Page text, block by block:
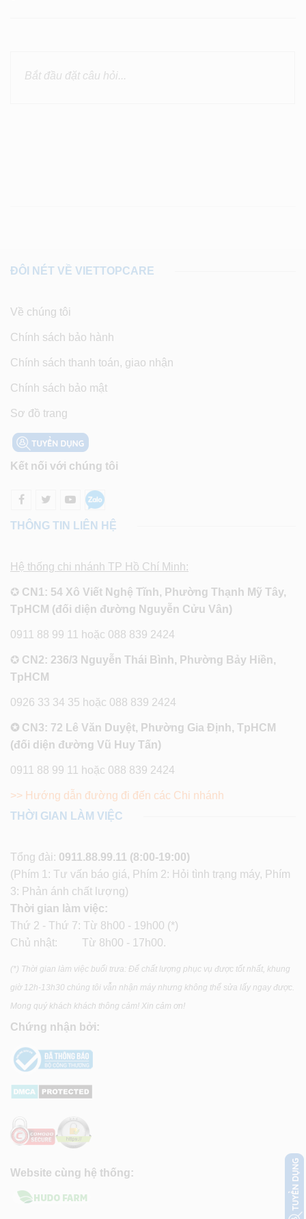
ĐÔI NÉT VỀ VIETTOPCARE
Về chúng tôi
Chính sách bảo hành
Chính sách thanh toán, giao nhận
Chính sách bảo mật
Sơ đồ trang
Kết nối với chúng tôi
THÔNG TIN LIÊN HỆ
Hệ thống chi nhánh TP Hồ Chí Minh:
✪ CN1: 54 Xô Viết Nghệ Tĩnh, Phường Thạnh Mỹ Tây,
TpHCM (đối diện đường Nguyễn Cửu Vân)
0911 88 99 11 hoặc 088 839 2424
✪ CN2: 236/3 Nguyễn Thái Bình, Phường Bảy Hiền,
TpHCM
0926 33 34 35 hoặc 088 839 2424
✪ CN3: 72 Lê Văn Duyệt, Phường Gia Định, TpHCM
(đối diện đường Vũ Huy Tấn)
0911 88 99 11 hoặc 088 839 2424
>> Hướng dẫn đường đi đến các Chi nhánh
THỜI GIAN LÀM VIỆC
Tổng đài: 0911.88.99.11 (8:00-19:00)
(Phím 1: Tư vấn báo giá, Phím 2: Hỏi tình trạng máy, Phím
3: Phản ánh chất lượng)
Thời gian làm việc:
Thứ 2 - Thứ 7: Từ 8h00 - 19h00 (*)
Chủ nhật: Từ 8h00 - 17h00.
(*) Thời gian làm việc buổi trưa: Để chất lượng phục vụ được tốt nhất, khung
giờ 12h-13h30 chúng tôi vẫn nhận máy nhưng không thể sửa lấy ngay được.
Mong quý khách khách thông cảm! Xin cảm ơn!
Chứng nhận bởi:
Website cùng hệ thống: